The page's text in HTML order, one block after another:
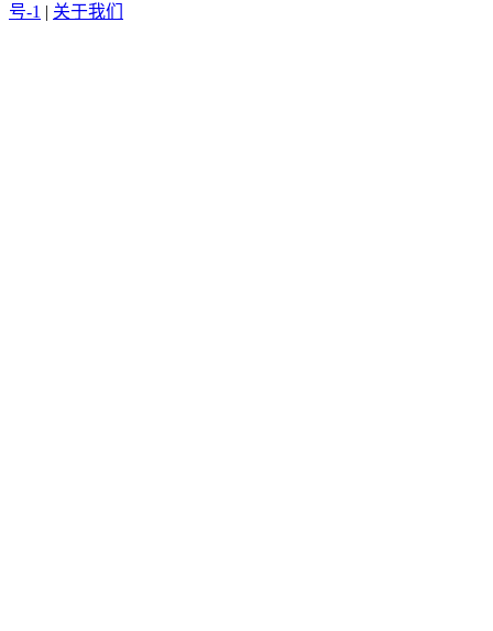
号-1 | 关于我们